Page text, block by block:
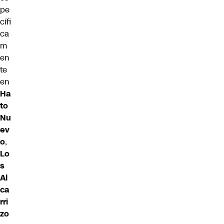
pe
cífi
ca
m
en
te
en
Ha
to
Nu
ev
o,
Lo
s
Al
ca
rri
zo